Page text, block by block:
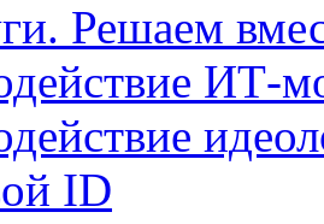
Решаем
ИТ-
ID